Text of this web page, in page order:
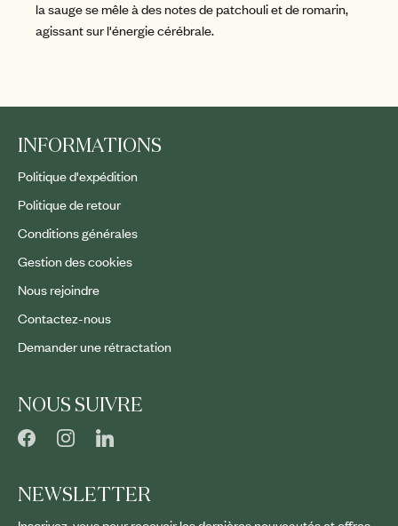
la sauge se mêle à des notes de patchouli et de romarin,
agissant sur l'énergie cérébrale.
INFORMATIONS
Politique d'expédition
Politique de retour
Conditions générales
Gestion des cookies
Nous rejoindre
Contactez-nous
Demander une rétractation
NOUS SUIVRE
NEWSLETTER